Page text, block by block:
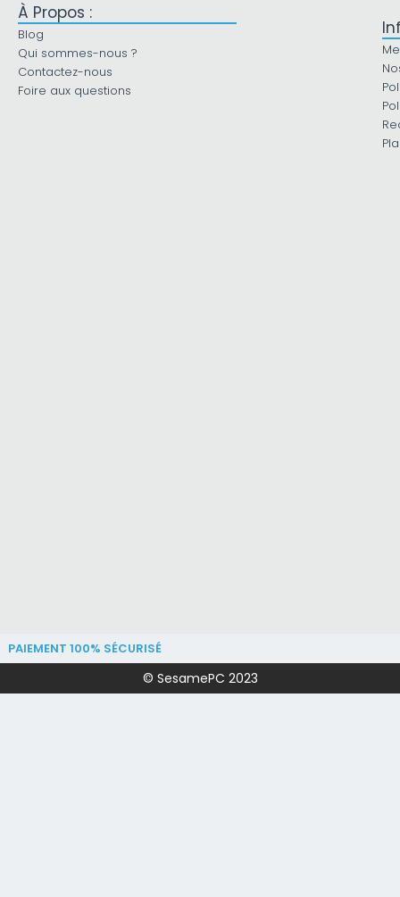
À Propos :
Blog
Qui sommes-nous ?
Contactez-nous
Foire aux questions
PAIEMENT 100% SÉCURISÉ
© SesamePC 2023